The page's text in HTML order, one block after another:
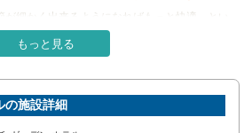
。一部の客室では、ビデオストリーミング、日
ンメントをお楽しみいただけます。コーヒーや
べて揃っている客室もあるので、喉が渇いても
テルでは無料の朝食をご用意しております。一
に利用できるおいしい食事の選択肢を豊富に提
ホテルでは、効率的なサービスにより、食料品
が細かく出来るようになればもっと快適、とい
華ではない
なので何かと安心して過ごせる
を話せる
もっと見る
の施設詳細